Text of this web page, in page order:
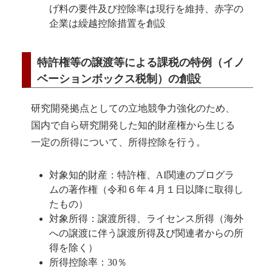
げ料の要件及び控除率は現行を維持、赤字の
企業は繰越控除措置を創設
特許権等の譲渡等による課税の特例（イノ
ベーションボックス税制）の創設
研究開発拠点としての立地競争力強化のため、
国内で自ら研究開発した知的財産権から生じる
一定の所得について、所得控除を行う。
対象知的財産：特許権、AI関連のプログラ
ムの著作権（令和６年４月１日以降に取得し
たもの）
対象所得：譲渡所得、ライセンス所得（海外
への譲渡に伴う譲渡所得及び関連者からの所
得を除く）
所得控除率：30％